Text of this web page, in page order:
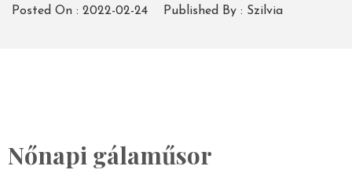
Posted On : 2022-02-24 Published By : Szilvia
Nőnapi gálaműsor